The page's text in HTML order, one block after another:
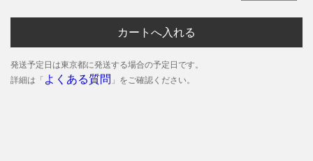
カートへ入れる
発送予定日は東京都に発送する場合の予定日です。
詳細は「 よくある質問 」をご確認ください。